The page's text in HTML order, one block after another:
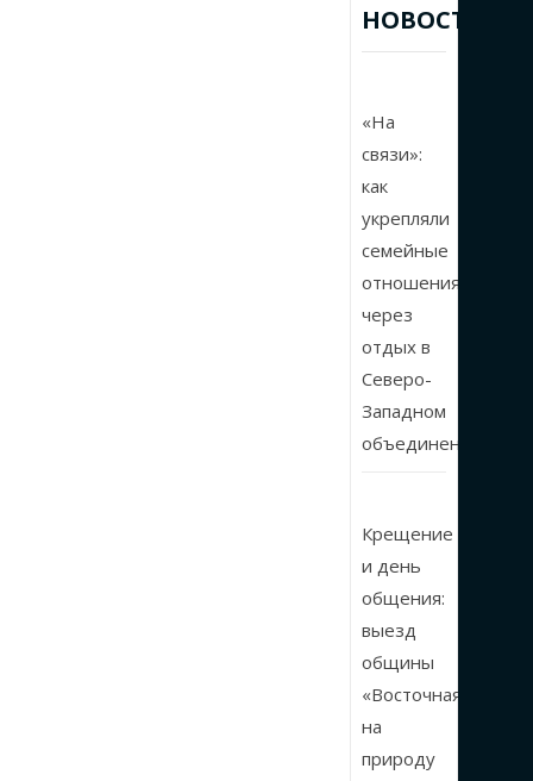
НОВОСТИ
«На
связи»:
как
укрепляли
семейные
отношения
через
отдых в
Северо-
Западном
объединении
Крещение
и день
общения:
выезд
общины
«Восточная»
на
природу